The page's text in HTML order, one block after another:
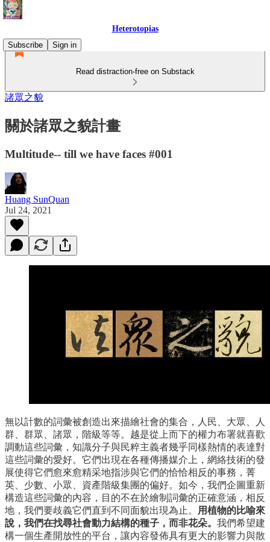
Heterotopias
Subscribe
Sign in
Read distraction-free on Substack
諸眾之貌
關於諸眾之貌計畫
Multitude-- till we have faces #001
Huang SunQuan
Jul 24, 2021
無以計數的詞彙被創造出來描繪社會的集合，人民、大眾、人
群、群眾、諸眾，階級等等。越是從上而下的權力布署就喜歡
調動這些詞彙，知識分子與民粹主義者幾乎同樣熱情的表達對
這些詞彙的愛好。它們出現在各種傳播媒介上，網絡技術的發
展使得它們愈來愈精采地指涉與它們的恰恰相反的事務，菁
英、少數、小眾、資產階級集團的偏好。如今，我們企圖重新
構造這些詞彙的內容，目的不在於繪制詞彙的正確意涵，相反
地，我們要歧義它們直到不同面貌出現為止。
用植物的比喻來
說，我們在找尋社會動力結構的種子，而非花朵。 我們希望建
構一個生產開放性的平台，讓內容發佈具有更大的影響力與散